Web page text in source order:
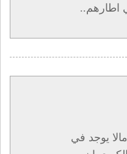
اطارهم..
يوجد في